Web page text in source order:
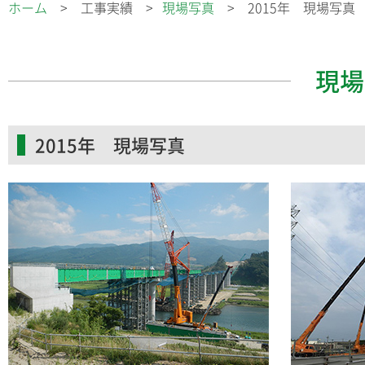
ホーム 工事実績 現場写真 2015年 現場写真
現
2015年 現場写真